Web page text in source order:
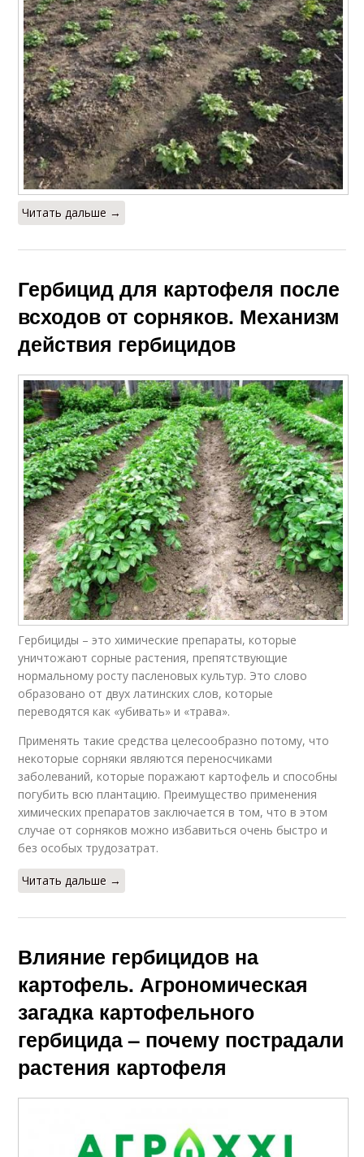
гербицид
сорняка
Гербицид против
вьюнка
Гербициды на
картофеле
Гербициды при
выращивании
Гербициды от вьюнка
Семенной картофель
Метрибузин на
Гербициды в
севообороте
Гербициды на
зерновые культуры
Гербицид для собак Гербициды на основе
Химия для картофеля
Картофель при
посадке
Гербицид против
осота
Агритокс на
Базагран на
картофеле
Гербициды от
сорняков
Картофель без
сорняков
Читать дальше →
Гербицид для картофеля после
всходов от сорняков. Механизм
действия гербицидов
Гербициды – это химические препараты, которые
уничтожают сорные растения, препятствующие
нормальному росту пасленовых культур. Это слово
образовано от двух латинских слов, которые
переводятся как «убивать» и «трава».
Применять такие средства целесообразно потому, что
некоторые сорняки являются переносчиками
заболеваний, которые поражают картофель и способны
погубить всю плантацию. Преимущество применения
химических препаратов заключается в том, что в этом
случае от сорняков можно избавиться очень быстро и
без особых трудозатрат.
Читать дальше →
Влияние гербицидов на
картофель. Агрономическая
загадка картофельного
гербицида – почему пострадали
растения картофеля